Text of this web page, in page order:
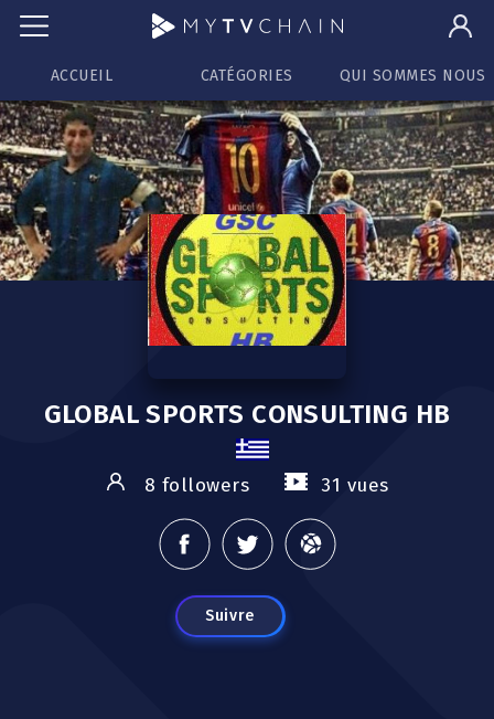
ACCUEIL CATÉGORIES QUI SOMMES NOUS
GLOBAL SPORTS CONSULTING HB
8 followers 31 vues
Suivre